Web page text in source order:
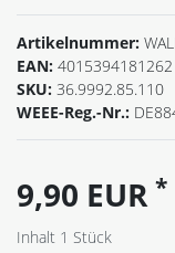
Artikelnummer:
EAN: 4015394181262
SKU: 36.9992.85.110
WEEE-Reg.-Nr.:
9,90 EUR *
Inhalt 1 Stück